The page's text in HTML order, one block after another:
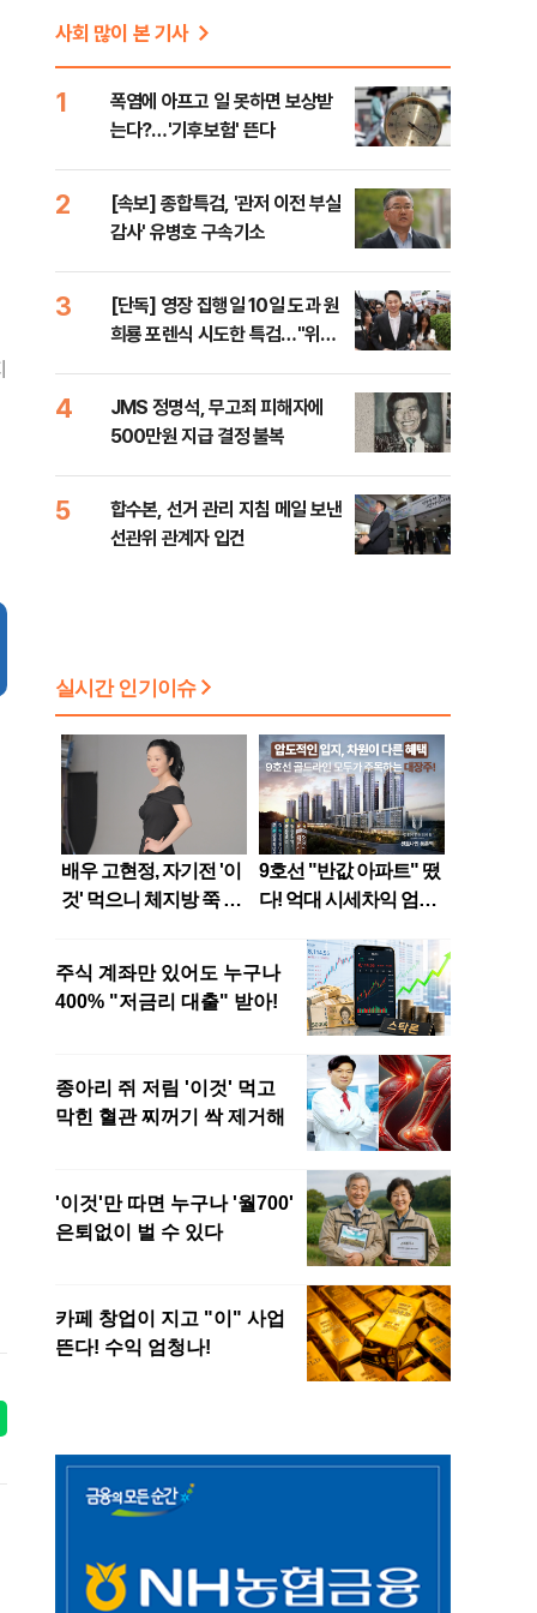
사회 많이 본 기사
1
폭염에 아프고 일 못하면 보상받
는다?…'기후보험' 뜬다
2
[속보] 종합특검, '관저 이전 부실
감사' 유병호 구속기소
3
[단독] 영장 집행일 10일 도과 원
희룡 포렌식 시도한 특검…"위법
4
JMS 정명석, 무고죄 피해자에
500만원 지급 결정 불복
5
합수본, 선거 관리 지침 메일 보낸
선관위 관계자 입건